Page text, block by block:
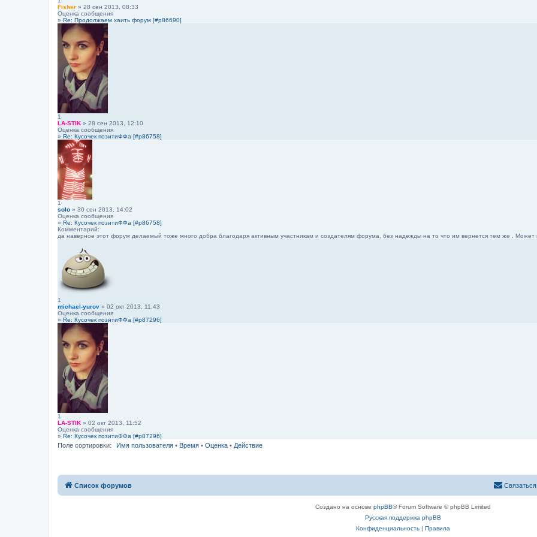
Fisher » 28 сен 2013, 08:33
Оценка сообщения
» Re: Продолжаем хаить форум [#p86690]
1
LA-STIK » 28 сен 2013, 12:10
Оценка сообщения
» Re: Кусочек позитиФФа [#p86758]
1
solo » 30 сен 2013, 14:02
Оценка сообщения
» Re: Кусочек позитиФФа [#p86758]
Комментарий:
да наверное этот форум делаемый тоже много добра благодаря активным участникам и создателям форума, без надежды на то что им вернется тем же . Может
1
michael-yurov » 02 окт 2013, 11:43
Оценка сообщения
» Re: Кусочек позитиФФа [#p87296]
1
LA-STIK » 02 окт 2013, 11:52
Оценка сообщения
» Re: Кусочек позитиФФа [#p87296]
Поле сортировки: Имя пользователя • Время • Оценка • Действие
Список форумов
Создано на основе phpBB® Forum Software © phpBB Limited
Русская поддержка phpBB
Конфиденциальность| Правила